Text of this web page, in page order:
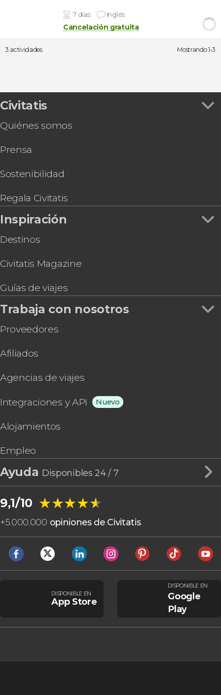
7 días Inglés
Cancelación gratuita
3 actividades Mostrando 1-3
Civitatis
Quiénes somos
Prensa
Sostenibilidad
Regala Civitatis
Inspiración
Destinos
Civitatis Magazine
Guías de viajes
Trabaja con nosotros
Proveedores
Afiliados
Agencias de viajes
Integraciones y API Nuevo
Alojamientos
Empleo
Ayuda Disponibles 24 / 7
9,1/10 ★★★★★
★★★★★
+5.000.000 opiniones de Civitatis
DISPONIBLE EN
App Store
DISPONIBLE EN
Google
Play